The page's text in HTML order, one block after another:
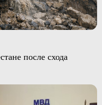
после схода